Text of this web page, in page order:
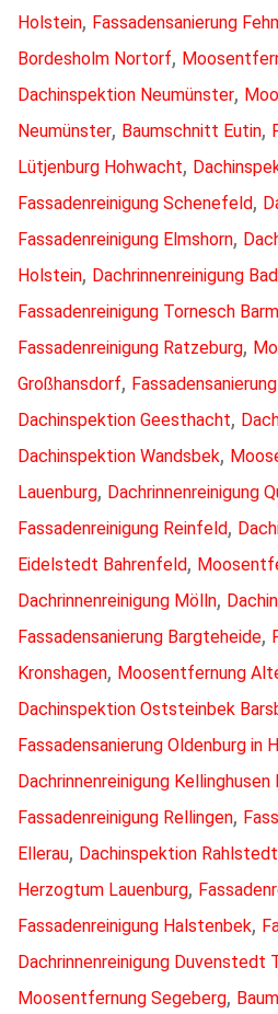
Holstein, Fassadensanierung
Bordesholm Nortorf,
Dachinspektion Neumünster,
Neumünster, Baumschnitt Eutin,
Lütjenburg Hohwacht,
Fassadenreinigung Schenefeld,
Fassadenreinigung Elmshorn,
Holstein, Dachrinnenreinigung
Fassadenreinigung Tornesch
Fassadenreinigung Ratzeburg,
Großhansdorf,
Dachinspektion Geesthacht,
Dachinspektion Wandsbek,
Lauenburg, Dachrinnenreinigung
Fassadenreinigung Reinfeld,
Eidelstedt Bahrenfeld,
Dachrinnenreinigung Mölln,
Fassadensanierung Bargteheide,
Kronshagen, Moosentfernung
Dachinspektion Oststeinbek
Fassadensanierung Oldenburg in
Dachrinnenreinigung
Fassadenreinigung Rellingen,
Ellerau, Dachinspektion Rahlstedt
Herzogtum Lauenburg,
Fassadenreinigung Halstenbek,
Dachrinnenreinigung Duvenstedt
Moosentfernung Segeberg,